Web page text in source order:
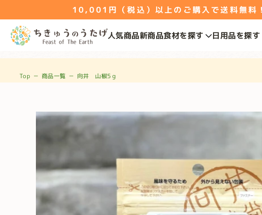
10,001円（税込）以上のご購入で送料無料！
人気商品新商品食材を探す 日用品を探す
Top － 商品一覧 － 向井 山椒5ｇ